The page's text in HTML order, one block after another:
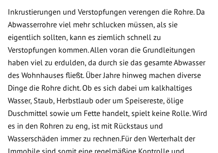
Inkrustierungen und Verstopfungen verengen die Rohre. Da
Abwasserrohre viel mehr schlucken müssen, als sie
eigentlich sollten, kann es ziemlich schnell zu
Verstopfungen kommen. Allen voran die Grundleitungen
haben viel zu erdulden, da durch sie das gesamte Abwasser
des Wohnhauses fließt. Über Jahre hinweg machen diverse
Dinge die Rohre dicht. Ob es sich dabei um kalkhaltiges
Wasser, Staub, Herbstlaub oder um Speisereste, ölige
Duschmittel sowie um Fette handelt, spielt keine Rolle. Wird
es in den Rohren zu eng, ist mit Rückstaus und
Wasserschäden immer zu rechnen.Für den Werterhalt der